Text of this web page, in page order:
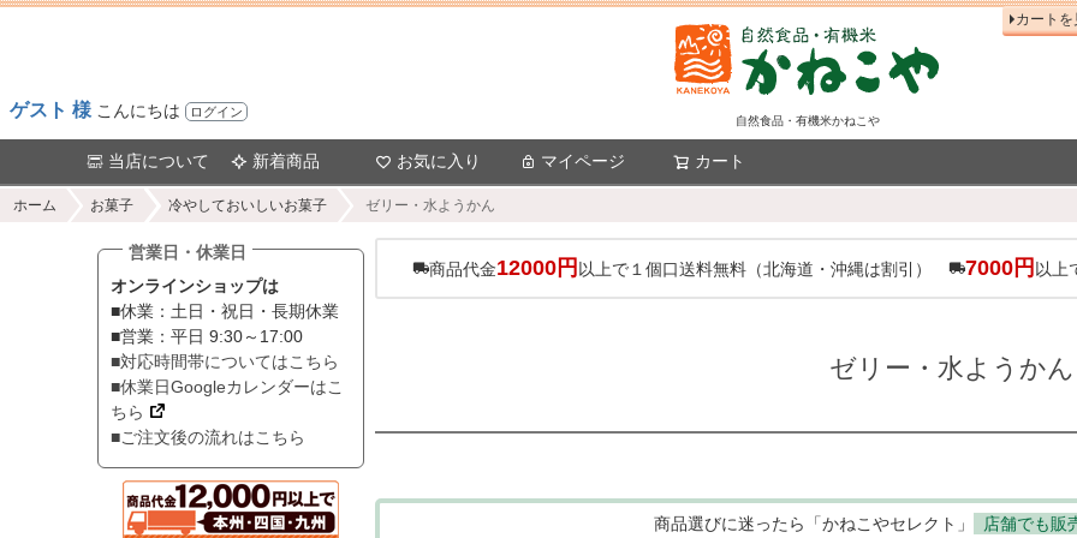
ゲスト 様 こんにちは ログイン
自然食品・有機米かねこや
カートを
当店について 新着商品 お気に入り マイページ カート
ホーム お菓子 冷やしておいしいお菓子 ゼリー・水ようかん
営業日・休業日
オンラインショップは
■休業：土日・祝日・長期休業
■営業：平日 9:30～17:00
■対応時間帯についてはこちら
■休業日Googleカレンダーはこ
ちら
■ご注文後の流れはこちら
商品代金12000円 以上で１個口送料無料（北海道・沖縄は割引） 7000円 以
ゼリー・水ようかん
商品選びに迷ったら「かねこやセレクト」 店舗でも販